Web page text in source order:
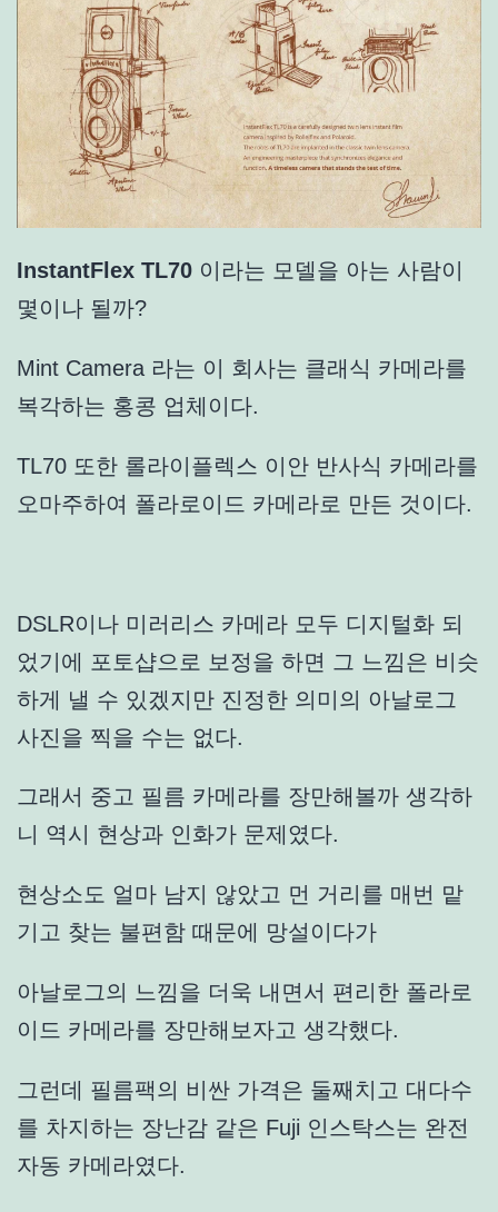
InstantFlex TL70 이라는 모델을 아는 사람이
몇이나 될까?
Mint Camera 라는 이 회사는 클래식 카메라를
복각하는 홍콩 업체이다.
TL70 또한 롤라이플렉스 이안 반사식 카메라를
오마주하여 폴라로이드 카메라로 만든 것이다.
DSLR이나 미러리스 카메라 모두 디지털화 되
었기에 포토샵으로 보정을 하면 그 느낌은 비슷
하게 낼 수 있겠지만 진정한 의미의 아날로그
사진을 찍을 수는 없다.
그래서 중고 필름 카메라를 장만해볼까 생각하
니 역시 현상과 인화가 문제였다.
현상소도 얼마 남지 않았고 먼 거리를 매번 맡
기고 찾는 불편함 때문에 망설이다가
아날로그의 느낌을 더욱 내면서 편리한 폴라로
이드 카메라를 장만해보자고 생각했다.
그런데 필름팩의 비싼 가격은 둘째치고 대다수
를 차지하는 장난감 같은 Fuji 인스탁스는 완전
자동 카메라였다.